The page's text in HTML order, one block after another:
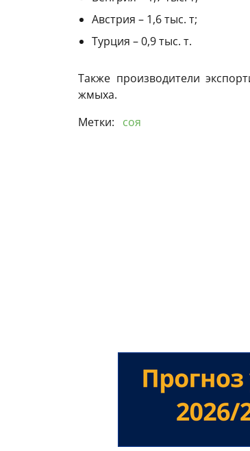
Австрия – 1,6 тыс. т;
Турция – 0,9 тыс. т.
Также производители
жмыха.
Метки:
соя